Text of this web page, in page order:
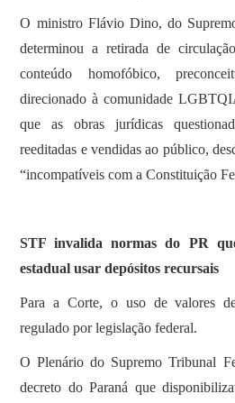
O ministro Flávio Dino, do
determinou a retirada de
conteúdo homofóbico,
direcionado à comunidade
que as obras jurídicas
reeditadas e vendidas ao público,
“incompatíveis com a Constituição
STF invalida normas do PR
estadual usar depósitos recursais
Para a Corte, o uso de valores
regulado por legislação federal.
O Plenário do Supremo Tribunal
decreto do Paraná que